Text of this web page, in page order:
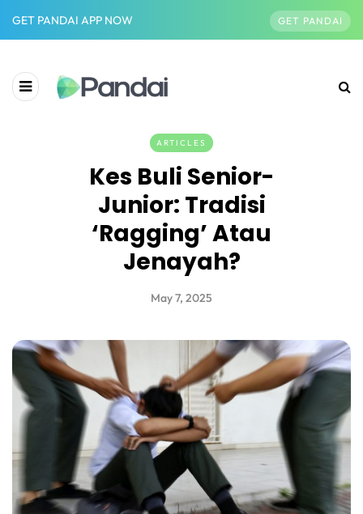
GET PANDAI APP NOW GET PANDAI
ARTICLES
Kes Buli Senior-
Junior: Tradisi
‘Ragging’ Atau
Jenayah?
May 7, 2025